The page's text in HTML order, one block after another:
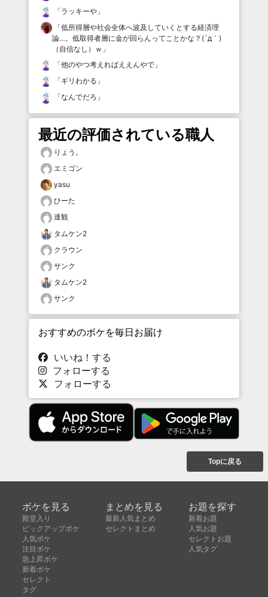
「ラッキーや 」
「低所得層や社会全体へ波及していくとする経済理
論…。低取得者層に金が回らんってことかな？(´д｀)
（自信なし）ｗ 」
「他のやつ考えればええんやで 」
「ギリわかる 」
「なんでだろ 」
最近の評価されている職人
りょう。
エミゴン
yasu
ひーた
達観
タムケン2
クラウン
サンク
タムケン2
サンク
おすすめのボケを毎日お届け
いいね！する
フォローする
フォローする
Topに戻る
ボケを見る
殿堂入り
ピックアップボケ
人気ボケ
注目ボケ
急上昇ボケ
新着ボケ
セレクト
タグ
まとめを見る
最新人気まとめ
セレクトまとめ
お題を探す
新着お題
人気お題
セレクトお題
人気タグ